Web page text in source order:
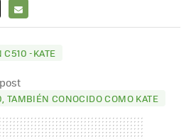
E-
MAIL
C510 -KATE
TAMBIÉN CONOCIDO COMO KATE